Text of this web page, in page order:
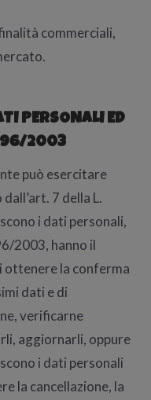
commerciali,
PERSONALI ED
2003
può esercitare
7 della L.
i dati personali,
2003, hanno il
ottenere la conferma
dati e di
verificarne
aggiornarli, oppure
i dati personali
la cancellazione, la